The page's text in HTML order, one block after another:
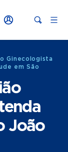
Ginecologista
em São
João